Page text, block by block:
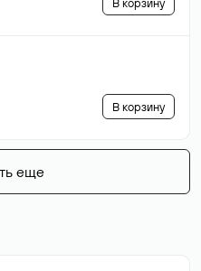
В корзину
еще